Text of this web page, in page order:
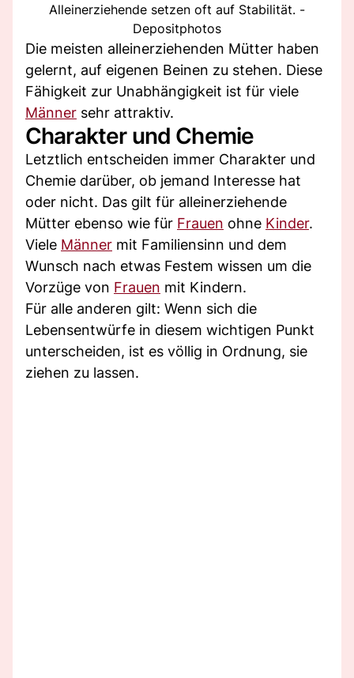
Alleinerziehende setzen oft auf Stabilität. -
Depositphotos
Die meisten alleinerziehenden Mütter haben
gelernt, auf eigenen Beinen zu stehen. Diese
Fähigkeit zur Unabhängigkeit ist für viele
Männer sehr attraktiv.
Charakter und Chemie
Letztlich entscheiden immer Charakter und
Chemie darüber, ob jemand Interesse hat
oder nicht. Das gilt für alleinerziehende
Mütter ebenso wie für Frauen ohne Kinder.
Viele Männer mit Familiensinn und dem
Wunsch nach etwas Festem wissen um die
Vorzüge von Frauen mit Kindern.
Für alle anderen gilt: Wenn sich die
Lebensentwürfe in diesem wichtigen Punkt
unterscheiden, ist es völlig in Ordnung, sie
ziehen zu lassen.